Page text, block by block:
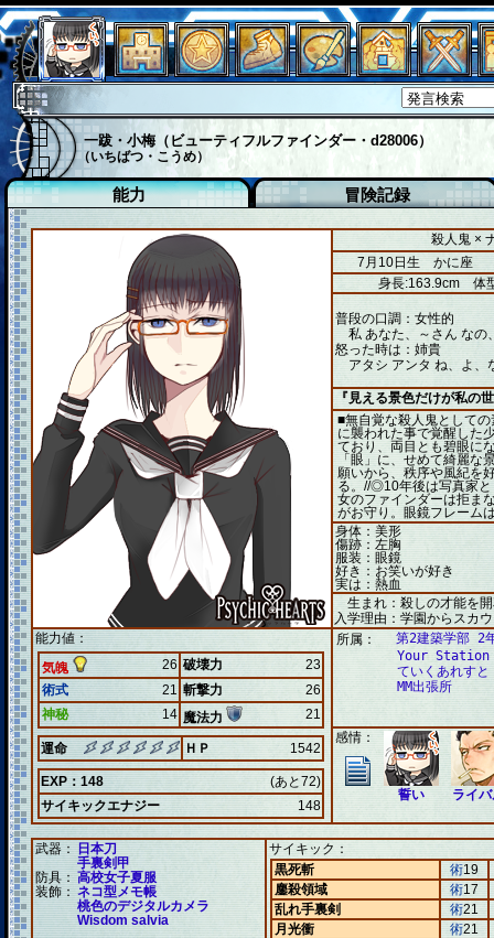
一跋・小梅（ビューティフルファインダー・d28006）
（いちばつ・こうめ）
能力 冒険記録
殺人鬼 ×
7月10日生 かに座
身長:163.9cm 体
普段の口調：女性的
私 あなた、～さん なの
怒った時は：姉貴
アタシ アンタ ね、よ、
『見える景色だけが私の
■無自覚な殺人鬼として
に襲われた事で覚醒した
ており、両目とも碧眼に
「眼」に、せめて綺麗な
願いから、秩序や風紀を
る。//◎10年後は写真家
女のファインダーは拒ま
がお守り。眼鏡フレーム
身体：美形
傷跡：左胸
服装：眼鏡
好き：お笑いが好き
実は：熱血
生まれ：殺しの才能を
入学理由：学園からスカ
能力値：
気魄
26 破壊力
23
術式
21 斬撃力
26
神秘
14 魔法力 21
運命 ＨＰ 1542
EXP：148
(あと72)
サイキックエナジー
148
所属：
第2建築学部 2
Your Station
ていくあれすと
MM出張所
感情：
誓い ライ
武器：
日本刀
手裏剣甲
防具： 高校女子夏服
装飾： ネコ型メモ帳
桃色のデジタルカメラ
Wisdom salvia
サイキック：
黒死斬
術19
鏖殺領域
術17
乱れ手裏剣
術21
月光衝
術21